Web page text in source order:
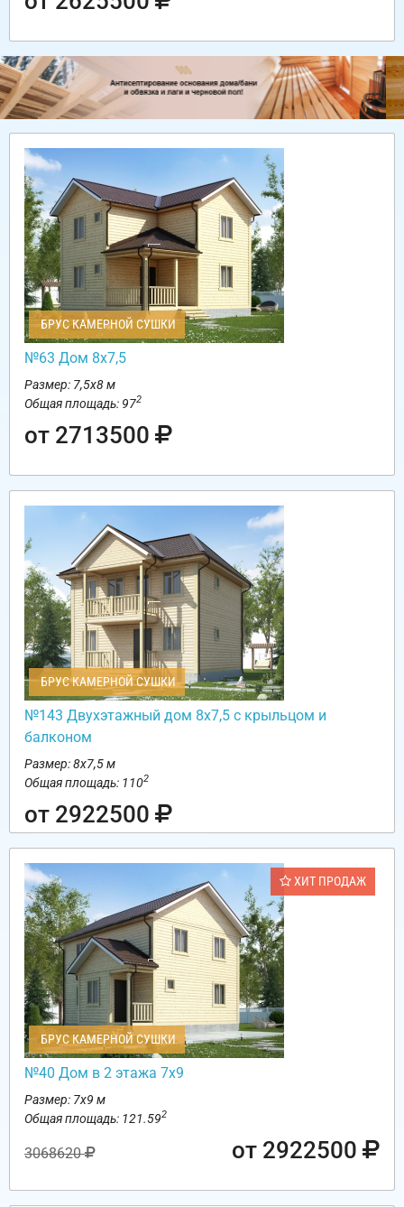
БРУС КАМЕРНОЙ СУШКИ
№63 Дом 8х7,5
Размер: 7,5х8 м
Общая площадь: 972
от 2713500
БРУС КАМЕРНОЙ СУШКИ
№143 Двухэтажный дом 8х7,5 с крыльцом и
балконом
Размер: 8х7,5 м
Общая площадь: 1102
от 2922500
ХИТ ПРОДАЖ
БРУС КАМЕРНОЙ СУШКИ
№40 Дом в 2 этажа 7х9
Размер: 7х9 м
Общая площадь: 121.592
3068620 от 2922500